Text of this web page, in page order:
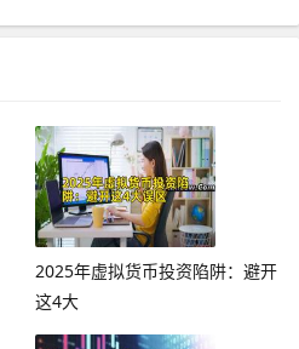
2025年虚拟货币投资陷阱：避开
这4大